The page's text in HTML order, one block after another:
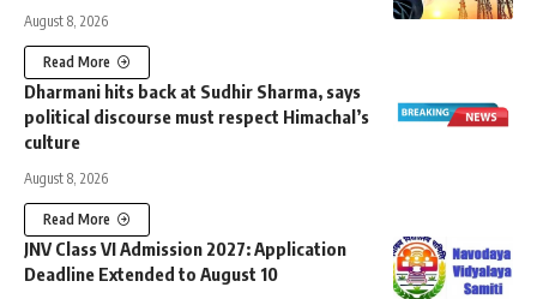
August 8, 2026
Read More
Dharmani hits back at Sudhir Sharma, says
political discourse must respect Himachal’s
culture
August 8, 2026
Read More
JNV Class VI Admission 2027: Application
Deadline Extended to August 10